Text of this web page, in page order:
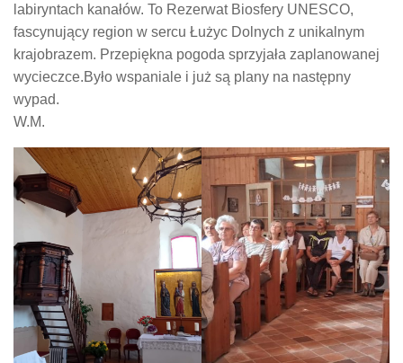
labiryntach kanałów. To Rezerwat Biosfery UNESCO,
fascynujący region w sercu Łużyc Dolnych z unikalnym
krajobrazem. Przepiękna pogoda sprzyjała zaplanowanej
wycieczce.Było wspaniale i już są plany na następny
wypad.
W.M.